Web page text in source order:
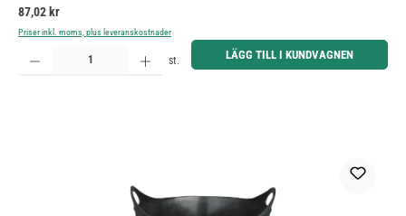
Ordinarie pris:
87,02 kr
Priser inkl. moms, plus leveranskostnader
Produktkvantitet: Ange önskat belopp eller använd knapparna för att öka eller minska kvantiteten.
st. LÄGG TILL I KUNDVAGNEN